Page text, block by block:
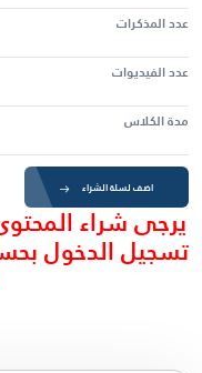
عدد المذكرات
عدد الفيديوات
مدة الكلاس
اضف لسلة الشراء
يرجى شراء
تسجيل الدخول